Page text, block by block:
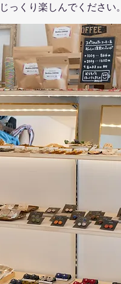
っくり楽しんでください。